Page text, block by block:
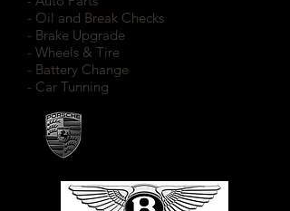
- Oil and Break Checks
- Brake Upgrade
- Wheels & Tire
- Battery Change
- Car Tunning